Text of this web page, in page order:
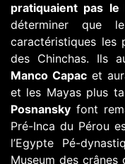
pratiquaient pas le
déterminer que
caractéristiques les
des Chinchas. Ils
Manco Capac et
et les Mayas plus
Posnansky font
Pré-Inca du Pérou
l’Egypte Pé-
Museum des